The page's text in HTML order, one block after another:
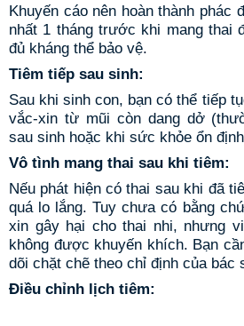
Khuyến cáo nên hoàn thành phác
nhất 1 tháng trước khi mang thai
đủ kháng thể bảo vệ.
Tiêm tiếp sau sinh:
Sau khi sinh con, bạn có thể tiếp
vắc-xin từ mũi còn dang dở
sau sinh hoặc khi sức khỏe ổn
Vô tình mang thai sau khi tiêm:
Nếu phát hiện có thai sau khi đã
quá lo lắng. Tuy chưa có bằng
xin gây hại cho thai nhi, nhưng
không được khuyến khích. Bạn
dõi chặt chẽ theo chỉ định của bác
Điều chỉnh lịch tiêm: